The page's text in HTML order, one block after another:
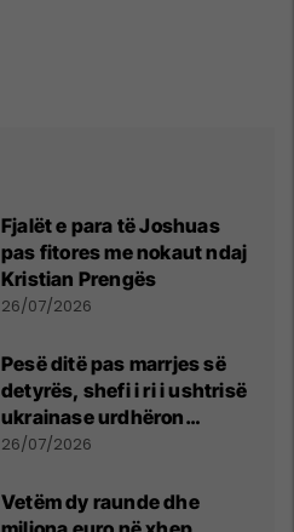
Fjalët e para të Joshuas
pas fitores me nokaut ndaj
Kristian Prengës
26/07/2026
Pesë ditë pas marrjes së
detyrës, shefi i ri i ushtrisë
ukrainase urdhëron
kontroll të madh
26/07/2026
Vetëm dy raunde dhe